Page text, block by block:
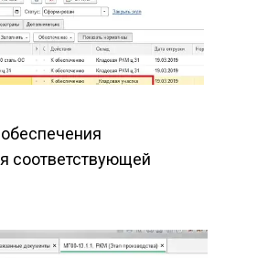
соответствующей